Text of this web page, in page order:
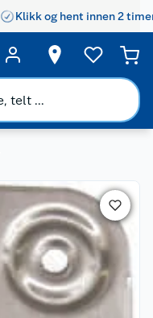
Klikk og hent innen 2